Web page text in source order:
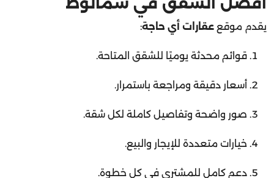
يقدم موقععقارات أي حاجة: